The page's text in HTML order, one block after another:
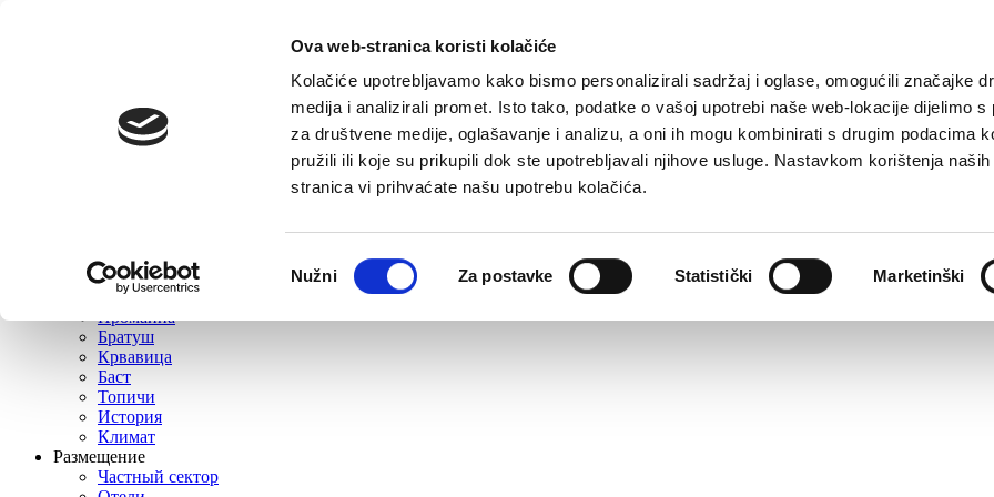
Ova web-stranica koristi kolačiće
Kolačiće upotrebljavamo kako bismo personalizirali sadržaj i oglase, omogućili značajke
medija i analizirali promet. Isto tako, podatke o vašoj upotrebi naše web-lokacije dijelimo s
za društvene medije, oglašavanje i analizu, a oni ih mogu kombinirati s drugim podacima
pružili ili koje su prikupili dok ste upotrebljavali njihove usluge. Nastavkom korištenja
stranica vi prihvaćate našu upotrebu kolačića.
pristanka
Nužni Za postavke Statistički Marketinški
Увеличить шрифт Уменьшить шрифт Оттенки серого Высокий контраст Светлый фон Подчеркивание ссылок Читаемый шрифт
Домой
Назначения
Башка Bода
Промайна
Братуш
Крвавица
Баст
Топичи
История
Климат
Размещение
Частный сектор